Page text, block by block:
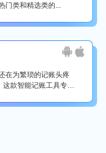
门类和精选类的...
在为繁琐的记账头疼
款智能记账工具专为